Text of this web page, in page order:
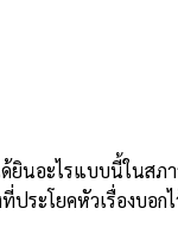
อะไรแบบนี้ในสภา
ระโยคหัวเรื่องบอกไ